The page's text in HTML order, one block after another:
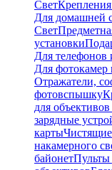
Свет
Для домашней
Свет
установки
Для
Для
Отражатели,
фотовспышку
для
зарядные
картыЧистящие
накамерного
байонетПульты